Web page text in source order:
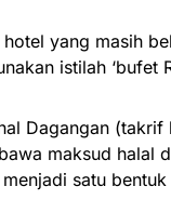
yang masih
istilah ‘bufet
Dagangan
maksud halal
satu